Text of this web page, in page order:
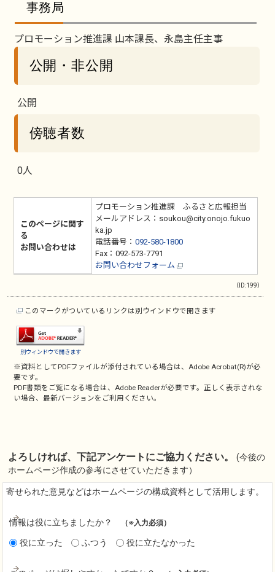
事務局
プロモーション推進課 山本課長、永島主任主事
公開・非公開
公開
傍聴者数
0人
このページに関す
る
お問い合わせは
プロモーション推進課 ふるさと広報担当
メールアドレス：soukou@city.onojo.fukuo
ka.jp
電話番号： 092-580-1800
Fax：092-573-7791
お問い合わせフォーム
（ID:199）
このマークがついているリンクは別ウインドウで開きます
別ウィンドウで開きます
※資料としてPDFファイルが添付されている場合は、 Adobe Acrobat(R)が必
要です。
PDF書類をご覧になる場合は、 Adobe Readerが必要です。正しく表示されな
い場合、最新バージョンをご利用ください。